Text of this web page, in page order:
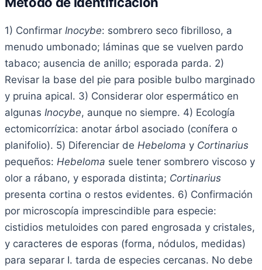
1) Confirmar Inocybe: sombrero seco fibrilloso, a
menudo umbonado; láminas que se vuelven pardo
tabaco; ausencia de anillo; esporada parda. 2)
Revisar la base del pie para posible bulbo marginado
y pruina apical. 3) Considerar olor espermático en
algunas Inocybe, aunque no siempre. 4) Ecología
ectomicorrízica: anotar árbol asociado (conífera o
planifolio). 5) Diferenciar de Hebeloma y Cortinarius
pequeños: Hebeloma suele tener sombrero viscoso y
olor a rábano, y esporada distinta; Cortinarius
presenta cortina o restos evidentes. 6) Confirmación
por microscopía imprescindible para especie:
cistidios metuloides con pared engrosada y cristales,
y caracteres de esporas (forma, nódulos, medidas)
para separar I. tarda de especies cercanas. No debe